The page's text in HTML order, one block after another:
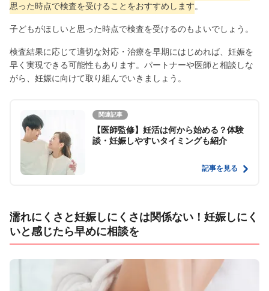
思った時点で検査を受けることをおすすめします。
子どもがほしいと思った時点で検査を受けるのもよいでしょう。
検査結果に応じて適切な対応・治療を早期にはじめれば、妊娠を
早く実現できる可能性もあります。パートナーや医師と相談しな
がら、妊娠に向けて取り組んでいきましょう。
関連記事
【医師監修】妊活は何から始める？体験
談・妊娠しやすいタイミングも紹介
記事を見る
濡れにくさと妊娠しにくさは関係ない！妊娠しにく
いと感じたら早めに相談を